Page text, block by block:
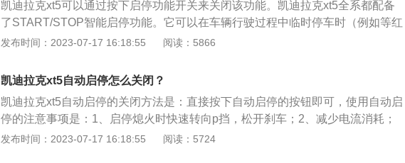
凯迪拉克xt5可以通过按下启停功能开关来关闭该功能。凯迪拉克xt5全系都配备
了START/STOP智能启停功能。它可以在车辆行驶过程中临时停车时（例如等红
灯）自动熄火，当需要继续前进时，系统自动重启发动机。具体操作如下：1、
是全新，否则可能刷程序失败。2、把汽车的电池负极旁边的小插头拔掉。汽车
电瓶具有自放电率，在没有接任何电气元件的情况下，会自然损耗一些电量。
3、去4S店把这个系统隐藏掉。
发布时间：2023-07-17 16:18:55 阅读：5866
凯迪拉克xt5自动启停怎么关闭？
凯迪拉克xt5自动启停的关闭方法是：直接按下自动启停的按钮即可，使用自动启
停的注意事项是：1、启停熄火时快速转向p挡，松开刹车；2、减少电流消耗；
3、在发动机熄火时，不要反复踩刹车；4、使发动机转速至零，进行启动机齿轮
发布时间：2023-07-17 16:18:55 阅读：5724